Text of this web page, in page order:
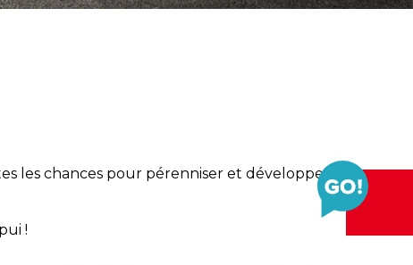
les chances pour pérenniser et développer votre
!